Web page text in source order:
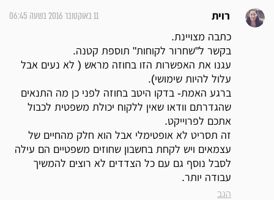
רוית 11 באוקטובר 2016 בשעה 06:45
כתבה מצויינת.
בקשר ל"שחרור לקוחות" תוספת קטנה.
עגנו את האפשרות הזו בחוזה מראש ( לא נעים אבל
עלול להיות שימושי).
ברגע האמת- בדקו היטב בחוזה לפני כן מה התנאים
שהגדרתם וודאו שאין ללקוח יכולת משפטית לכבול
אתכם לפרוייקט.
זה תסריט לא אופטימלי אבל הוא חלק מהחיים של
עצמאים ויש לקחת בחשבון שחוזים משפטיים הם עילה
לסבל נוסף גם עם כל הצדדים לא רוצים להמשיך
עבודה יותר.
הגב